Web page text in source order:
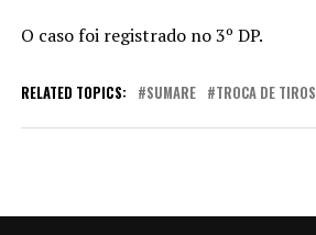
O caso foi registrado no 3º DP.
RELATED TOPICS: SUMARE TROCA DE TIROS